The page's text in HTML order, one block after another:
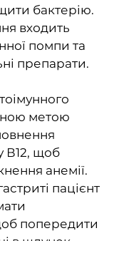
бактерію.
входить
помпи та
препарати.
метою
В12, щоб
анемії.
пацієнт
попередити
в шлунок.